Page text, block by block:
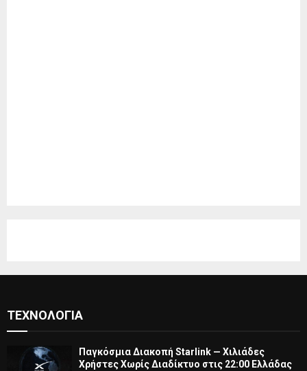
ΤΕΧΝΟΛΟΓΊΑ
Παγκόσμια Διακοπή Starlink — Χιλιάδες
Χρήστες Χωρίς Διαδίκτυο στις 22:00 Ελλάδας